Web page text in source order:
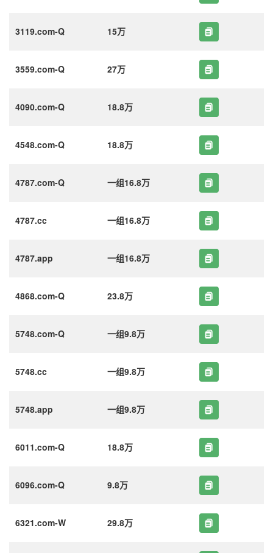
3119.com-Q 15万
3559.com-Q 27万
4090.com-Q 18.8万
4548.com-Q 18.8万
4787.com-Q 一组16.8万
4787.cc 一组16.8万
4787.app 一组16.8万
4868.com-Q 23.8万
5748.com-Q 一组9.8万
5748.cc 一组9.8万
5748.app 一组9.8万
6011.com-Q 18.8万
6096.com-Q 9.8万
6321.com-W 29.8万